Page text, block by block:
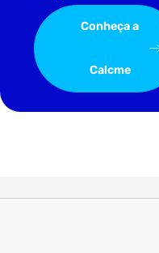
Conheça a
Calcme